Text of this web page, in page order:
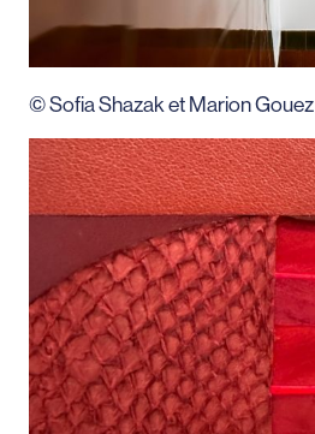
© Sofia Shazak et Marion Gouez